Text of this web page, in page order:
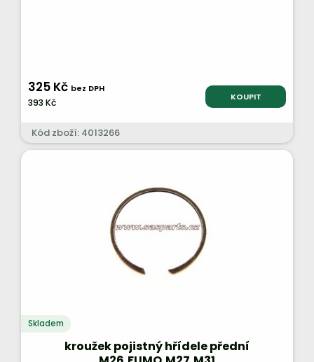
325 Kč bez DPH
393 Kč KOUPIT
Kód zboží: 4013266
Skladem
kroužek pojistný hřídele přední